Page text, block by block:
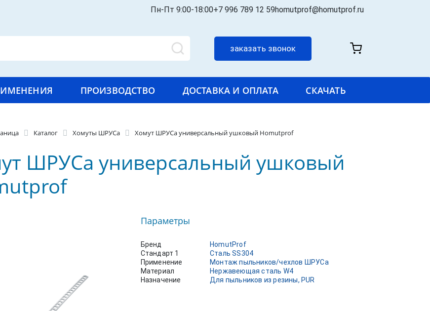
Пн-Пт 9:00-18:00+7 996 789 12 59homutprof@homutprof.ru
заказать звонок
ПРОИЗВОДСТВО ДОСТАВКА И ОПЛАТА СКАЧАТЬ
Каталог Хомуты ШРУСа Хомут ШРУСа универсальный ушковый Homutprof
ШРУСа универсальный ушковый
Параметры
Бренд
HomutProf
Стандарт 1
Сталь SS304
Применение
Монтаж пыльников/чехлов ШРУСа
Материал
Нержавеющая сталь W4
Назначение
Для пыльников из резины, PUR